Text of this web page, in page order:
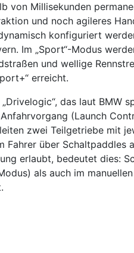
von Millisekunden
und noch agileres
konfiguriert
Im „Sport“-Modus
und wellige
erreicht.
das laut BMW
(Launch
zwei Teilgetriebe mit
über Schaltpaddles
erlaubt, bedeutet dies:
als auch im